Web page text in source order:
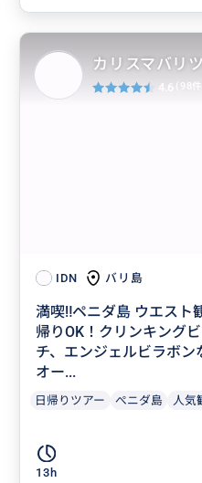
IDN バリ島
満喫‼️ペニダ島 ウエスト
帰りOK！クリンキング
チ、エンジェルビラボン
オー...
日帰りツアー ぺニダ島 人気
13h
カリスマバリ
4.6 (98